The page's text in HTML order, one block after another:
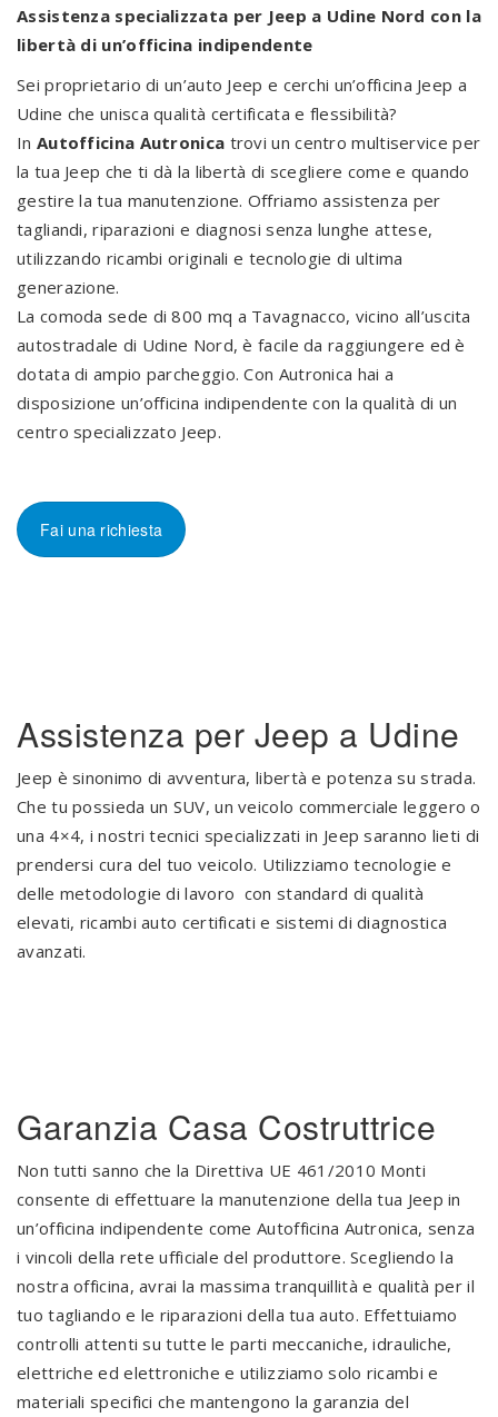
Assistenza specializzata per Jeep a Udine Nord con la
libertà di un’officina indipendente
Sei proprietario di un’auto Jeep e cerchi un’officina Jeep a
Udine che unisca qualità certificata e flessibilità?
In Autofficina Autronica trovi un centro multiservice per
la tua Jeep che ti dà la libertà di scegliere come e quando
gestire la tua manutenzione. Offriamo assistenza per
tagliandi, riparazioni e diagnosi senza lunghe attese,
utilizzando ricambi originali e tecnologie di ultima
generazione.
La comoda sede di 800 mq a Tavagnacco, vicino all’uscita
autostradale di Udine Nord, è facile da raggiungere ed è
dotata di ampio parcheggio. Con Autronica hai a
disposizione un’officina indipendente con la qualità di un
centro specializzato Jeep.
Fai una richiesta
Assistenza per Jeep a Udine
Jeep è sinonimo di avventura, libertà e potenza su strada.
Che tu possieda un SUV, un veicolo commerciale leggero o
una 4×4, i nostri tecnici specializzati in Jeep saranno lieti di
prendersi cura del tuo veicolo. Utilizziamo tecnologie e
delle metodologie di lavoro con standard di qualità
elevati, ricambi auto certificati e sistemi di diagnostica
avanzati.
Garanzia Casa Costruttrice
Non tutti sanno che la Direttiva UE 461/2010 Monti
consente di effettuare la manutenzione della tua Jeep in
un’officina indipendente come Autofficina Autronica, senza
i vincoli della rete ufficiale del produttore. Scegliendo la
nostra officina, avrai la massima tranquillità e qualità per il
tuo tagliando e le riparazioni della tua auto. Effettuiamo
controlli attenti su tutte le parti meccaniche, idrauliche,
elettriche ed elettroniche e utilizziamo solo ricambi e
materiali specifici che mantengono la garanzia del